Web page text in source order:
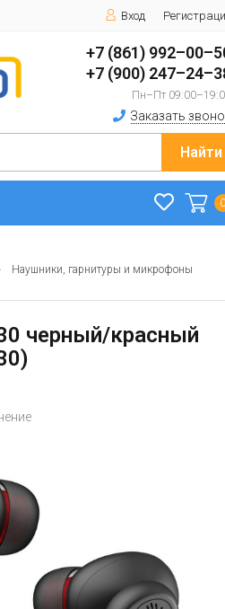
Вход
+7 (861)
+7 (900)
Пн–Пт
Заказать
Найти
Наушники, гарнитуры и микрофоны
черный/красный